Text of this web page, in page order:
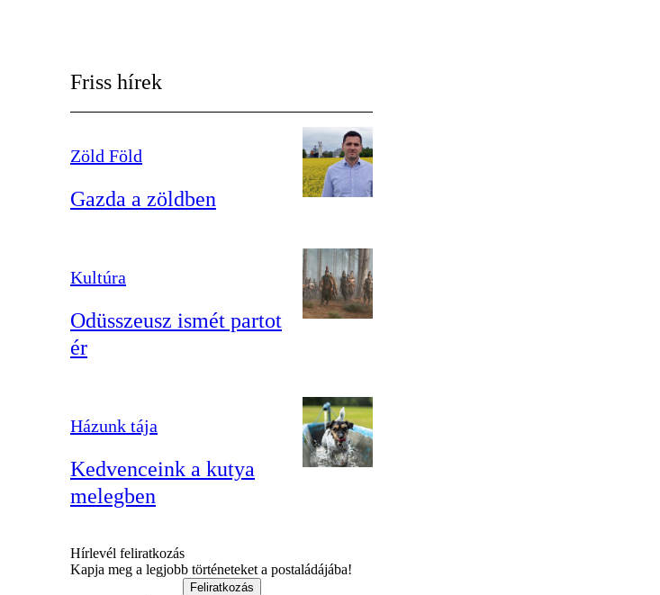
Friss hírek
Zöld Föld
Gazda a zöldben
Kultúra
Odüsszeusz ismét partot
ér
Házunk tája
Kedvenceink a kutya
melegben
Hírlevél feliratkozás
Kapja meg a legjobb történeteket a postaládájába!
Feliratkozás